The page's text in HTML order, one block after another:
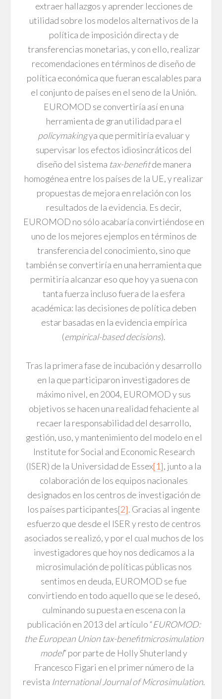
extraer hallazgos y aprender lecciones de
utilidad sobre los modelos alternativos de la
política de imposición directa y de
transferencias monetarias, y con ello, realizar
recomendaciones en términos de diseño de
política económica que fueran escalables para
el conjunto de países en el seno de la Unión.
EUROMOD se convertiría así en una
herramienta de gran utilidad para el
policymakingya que permitiría evaluar y
supervisar los efectos idiosincráticos del
diseño del sistema tax-benefitde manera
homogénea entre los países de la UE, y realizar
propuestas de mejora en relación con los
resultados de la evidencia. Es decir,
EUROMOD no sólo acabaría convirtiéndose en
uno de los mejores ejemplos en términos de
transferencia del conocimiento, sino que
también se convertiría en una herramienta que
permitiría alcanzar eso que hoy ya suena con
tanta fuerza incluso fuera de la esfera
académica: las decisiones de política deben
estar basadas en la evidencia empírica
(empirical-based decisions).
Tras la primera fase de incubación y desarrollo
en la que participaron investigadores de
máximo nivel, en 2004, EUROMOD y sus
objetivos se hacen una realidad fehaciente al
recaer la responsabilidad del desarrollo,
gestión, uso, y mantenimiento del modelo en el
Institute for Social and Economic Research
(ISER) de la Universidad de Essex[1], junto a la
colaboración de los equipos nacionales
designados en los centros de investigación de
los países participantes[2]. Gracias al ingente
esfuerzo que desde el ISER y resto de centros
asociados se realizó, y por el cual muchos de los
investigadores que hoy nos dedicamos a la
microsimulación de políticas públicas nos
sentimos en deuda, EUROMOD se fue
convirtiendo en todo aquello que se le deseó,
culminando su puesta en escena con la
publicación en 2013 del artículo “EUROMOD:
the European Union tax-benefitmicrosimulation
model” por parte de Holly Shuterland y
Francesco Figari en el primer número de la
revista International Journal of Microsimulation.